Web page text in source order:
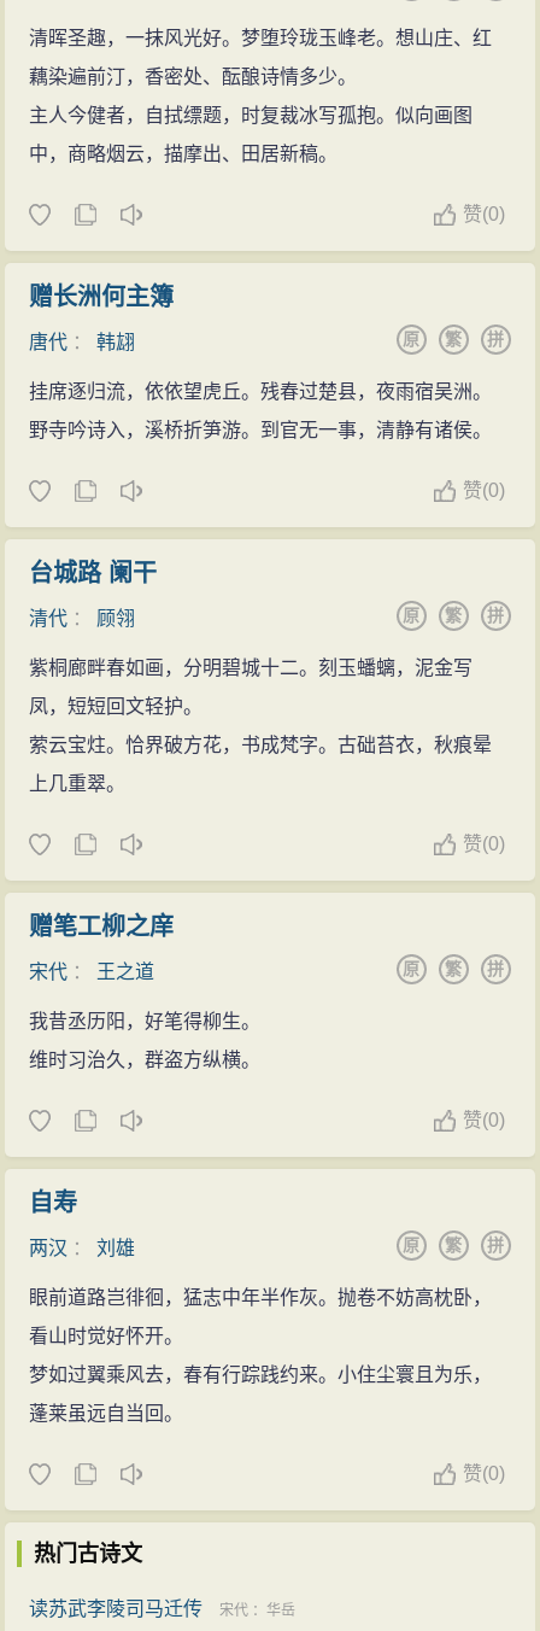
清晖圣趣，一抹风光好。梦堕玲珑玉峰老。想山庄、红
藕染遍前汀，香密处、酝酿诗情多少。
主人今健者，自拭缥题，时复裁冰写孤抱。似向画图
中，商略烟云，描摩出、田居新稿。
赞(0)
赠长洲何主簿
唐代 ：韩翃 拼
繁
原
挂席逐归流，依依望虎丘。残春过楚县，夜雨宿吴洲。
野寺吟诗入，溪桥折笋游。到官无一事，清静有诸侯。
赞(0)
台城路 阑干
清代 ： 顾翎 拼
繁
原
紫桐廊畔春如画，分明碧城十二。刻玉蟠螭，泥金写
凤，短短回文轻护。
萦云宝炷。恰界破方花，书成梵字。古础苔衣，秋痕晕
上几重翠。
赞(0)
赠笔工柳之庠
宋代 ： 王之道 拼
繁
原
我昔丞历阳，好笔得柳生。
维时习治久，群盗方纵横。
赞(0)
自寿
两汉 ：刘雄 拼
繁
原
眼前道路岂徘徊，猛志中年半作灰。抛卷不妨高枕卧，
看山时觉好怀开。
梦如过翼乘风去，春有行踪践约来。小住尘寰且为乐，
蓬莱虽远自当回。
赞(0)
热门古诗文
读苏武李陵司马迁传 宋代 ：华岳